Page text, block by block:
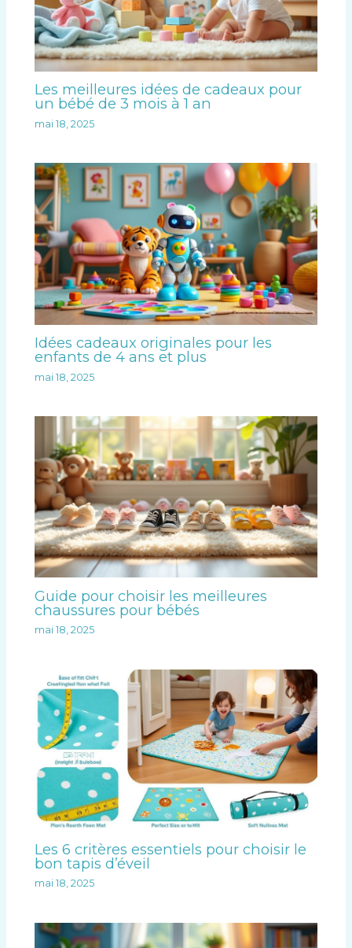
Les meilleures idées de cadeaux pour
un bébé de 3 mois à 1 an
mai 18, 2025
Idées cadeaux originales pour les
enfants de 4 ans et plus
mai 18, 2025
Guide pour choisir les meilleures
chaussures pour bébés
mai 18, 2025
Les 6 critères essentiels pour choisir le
bon tapis d’éveil
mai 18, 2025